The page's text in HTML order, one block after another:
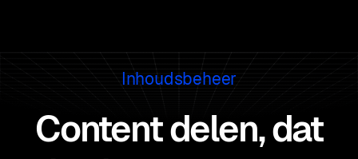
Inhoudsbeheer
Content delen, dat